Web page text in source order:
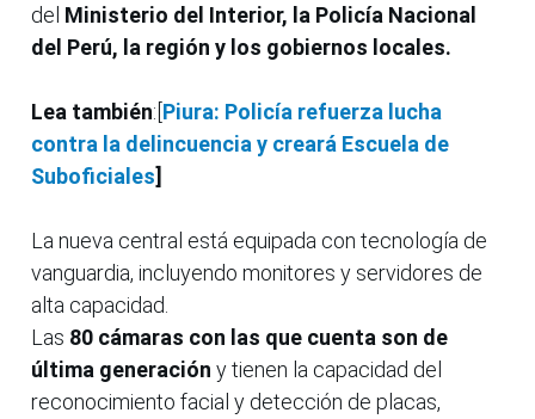
del Ministerio del Interior, la Policía Nacional
del Perú, la región y los gobiernos locales.
Lea también:[ Piura: Policía refuerza lucha
contra la delincuencia y creará Escuela de
Suboficiales]
La nueva central está equipada con tecnología de
vanguardia, incluyendo monitores y servidores de
alta capacidad.
Las 80 cámaras con las que cuenta son de
última generación y tienen la capacidad del
reconocimiento facial y detección de placas,